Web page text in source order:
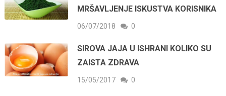
MRŠAVLJENJE ISKUSTVA KORISNIKA
06/07/2018 0
SIROVA JAJA U ISHRANI KOLIKO SU
ZAISTA ZDRAVA
15/05/2017 0